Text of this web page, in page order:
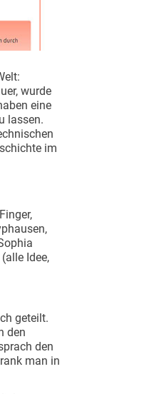
wurde
eine
lassen.
im
Idee,
geteilt.
den
den
man in